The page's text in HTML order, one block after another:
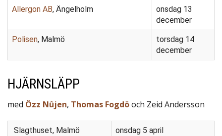
Allergon AB, Ängelholm
onsdag 13
december
Polisen, Malmö
torsdag 14
december
HJÄRNSLÄPP
med Özz Nûjen, Thomas Fogdöoch Zeid Andersson
Slagthuset, Malmö onsdag 5 april